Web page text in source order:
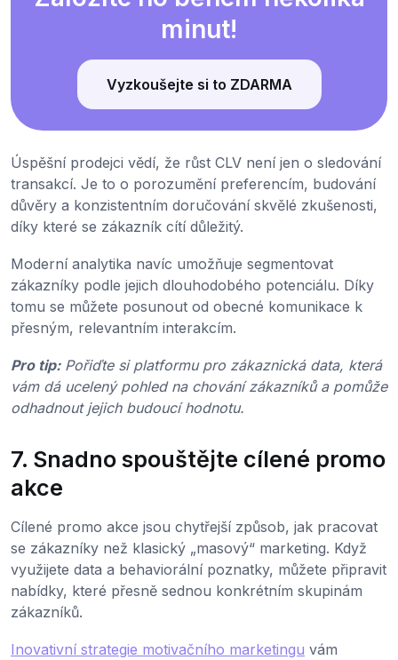
minut!
Vyzkoušejte si to ZDARMA
Úspěšní prodejci vědí, že růst CLV není jen o sledování
transakcí. Je to o porozumění preferencím, budování
důvěry a konzistentním doručování skvělé zkušenosti,
díky které se zákazník cítí důležitý.
Moderní analytika navíc umožňuje segmentovat
zákazníky podle jejich dlouhodobého potenciálu. Díky
tomu se můžete posunout od obecné komunikace k
přesným, relevantním interakcím.
Pro tip: Pořiďte si platformu pro zákaznická data, která
vám dá ucelený pohled na chování zákazníků a pomůže
odhadnout jejich budoucí hodnotu.
7. Snadno spouštějte cílené promo
akce
Cílené promo akce jsou chytřejší způsob, jak pracovat
se zákazníky než klasický „masový“ marketing. Když
využijete data a behaviorální poznatky, můžete připravit
nabídky, které přesně sednou konkrétním skupinám
zákazníků.
Inovativní strategie motivačního marketingu vám